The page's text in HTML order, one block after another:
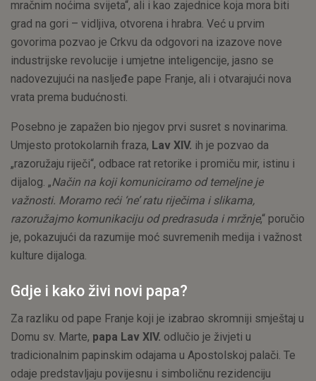
mračnim noćima svijeta“, ali i kao zajednice koja mora biti
grad na gori – vidljiva, otvorena i hrabra. Već u prvim
govorima pozvao je Crkvu da odgovori na izazove nove
industrijske revolucije i umjetne inteligencije, jasno se
nadovezujući na nasljeđe pape Franje, ali i otvarajući nova
vrata prema budućnosti.
Posebno je zapažen bio njegov prvi susret s novinarima.
Umjesto protokolarnih fraza, Lav XIV. ih je pozvao da
„razoružaju riječi“, odbace rat retorike i promiču mir, istinu i
dijalog. „Način na koji komuniciramo od temeljne je
važnosti. Moramo reći ‘ne’ ratu riječima i slikama,
razoružajmo komunikaciju od predrasuda i mržnje,“ poručio
je, pokazujući da razumije moć suvremenih medija i važnost
kulture dijaloga.
Gdje i kako živi novi papa?
Za razliku od pape Franje koji je izabrao skromniji smještaj u
Domu sv. Marte, papa Lav XIV. odlučio je živjeti u
tradicionalnim papinskim odajama u Apostolskoj palači. Te
odaje predstavljaju povijesnu i simboličnu rezidenciju